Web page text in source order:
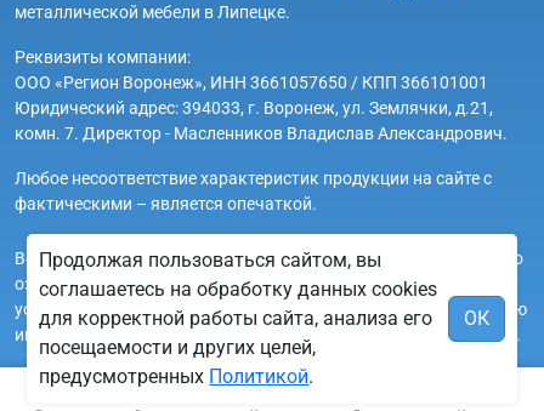
металлической мебели в Липецке.
Реквизиты компании:
ООО «Регион Воронеж», ИНН 3661057650 / КПП 366101001
Юридический адрес: 394033, г. Воронеж, ул. Землячки, д.21,
комн. 7. Директор - Масленников Владислав Александрович.
Любое несоответствие характеристик продукции на сайте с
фактическими – является опечаткой.
Вся информация на сайте region-lipetsk.ru носит исключительно
ознакомительный и справочный характер и ни при каких
условиях не является публичной офертой. Всю дополнительную
информацию можно узнать по телефонам указанным на сайте.
Продолжая пользоваться сайтом, вы
соглашаетесь на обработку данных cookies
для корректной работы сайта, анализа его
посещаемости и других целей,
предусмотренных Политикой.
ОК